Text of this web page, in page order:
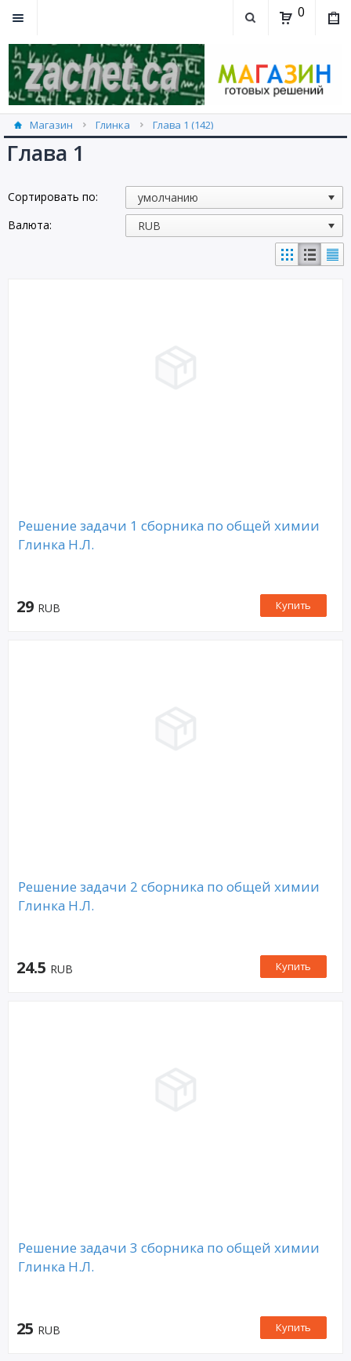
0
Магазин Глинка Глава 1 (142)
Глава 1
Сортировать по:
Валюта:
Решение задачи 1 сборника по общей химии
Глинка Н.Л.
29 RUB Купить
Решение задачи 2 сборника по общей химии
Глинка Н.Л.
24.5 RUB Купить
Решение задачи 3 сборника по общей химии
Глинка Н.Л.
25 RUB Купить